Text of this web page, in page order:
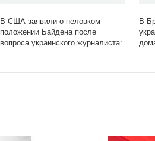
В США заявили о неловком
положении Байдена после
вопроса украинского журналиста:
В